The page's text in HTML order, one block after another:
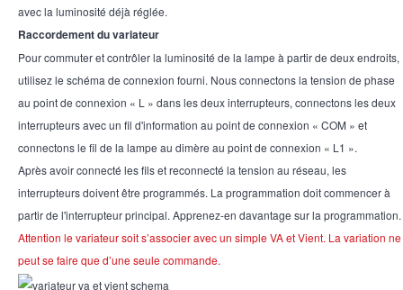
avec la luminosité déjà réglée.
Raccordement du variateur
Pour commuter et contrôler la luminosité de la lampe à partir de deux endroits,
utilisez le schéma de connexion fourni. Nous connectons la tension de phase
au point de connexion « L » dans les deux interrupteurs, connectons les deux
interrupteurs avec un fil d'information au point de connexion « COM » et
connectons le fil de la lampe au dimère au point de connexion « L1 ».
Après avoir connecté les fils et reconnecté la tension au réseau, les
interrupteurs doivent être programmés. La programmation doit commencer à
partir de l'interrupteur principal. Apprenez-en davantage sur la programmation.
Attention le variateur soit s’associer avec un simple VA et Vient. La variation ne
peut se faire que d’une seule commande.